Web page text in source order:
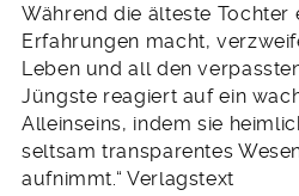
Während die älteste Tochter
Erfahrungen macht,
Leben und all den
Jüngste reagiert auf ein
Alleinseins, indem sie
seltsam transparentes
aufnimmt.“ Verlagstext